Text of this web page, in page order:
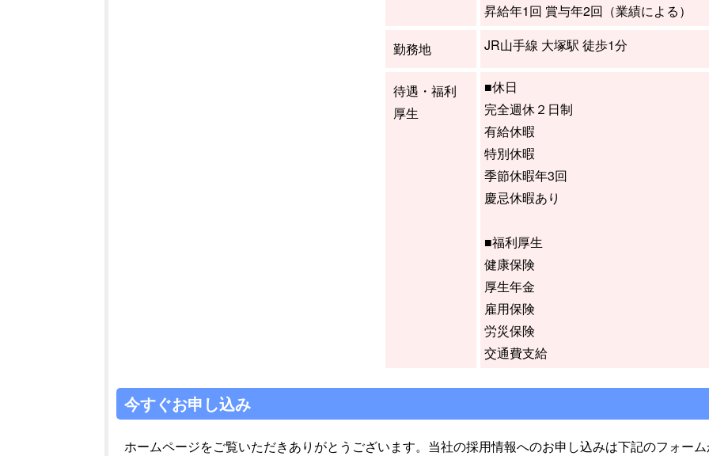
昇給年1回 賞与年2回（業績による）
勤務地 JR山手線 大塚駅 徒歩1分
待遇・福利
厚生
■休日
完全週休２日制
有給休暇
特別休暇
季節休暇年3回
慶忌休暇あり
■福利厚生
健康保険
厚生年金
雇用保険
労災保険
交通費支給
今すぐお申し込み
ホームページをご覧いただきありがとうございます。当社の採用情報へのお申し込みは下記のフォー